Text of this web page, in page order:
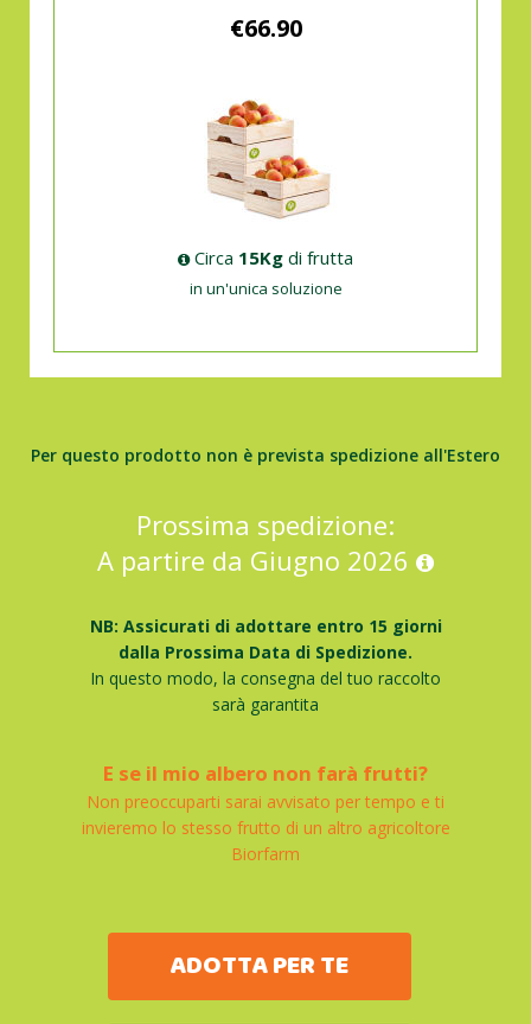
€66.90
Circa 15Kg di frutta
in un'unica soluzione
Per questo prodotto non è prevista spedizione all'Estero
Prossima spedizione:
A partire da Giugno 2026
NB: Assicurati di adottare entro 15 giorni
dalla Prossima Data di Spedizione.
In questo modo, la consegna del tuo raccolto
sarà garantita
E se il mio albero non farà frutti?
Non preoccuparti sarai avvisato per tempo e ti
invieremo lo stesso frutto di un altro agricoltore
Biorfarm
ADOTTA PER TE